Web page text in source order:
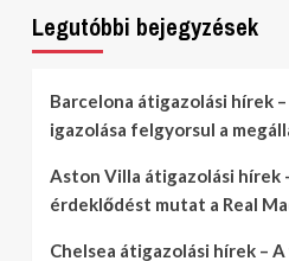
Legutóbbi bejegyzések
Barcelona átigazolási hírek
igazolása felgyorsul a
Aston Villa átigazolási hírek
érdeklődést mutat a Real
Chelsea átigazolási hírek –